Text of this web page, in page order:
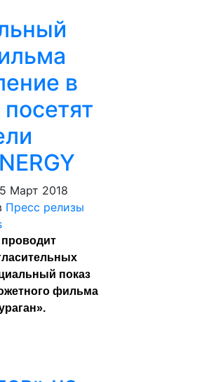
в
Март 2018
Пресс релизы
проводит
показ
фильма